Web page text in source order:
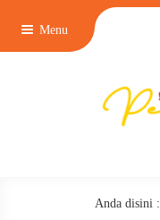
Menu
Anda disini :